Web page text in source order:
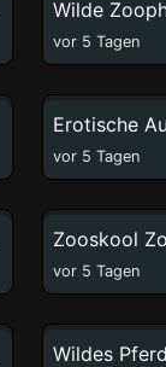
vor 5 Tagen
vor 5 Tagen
vor 5 Tagen